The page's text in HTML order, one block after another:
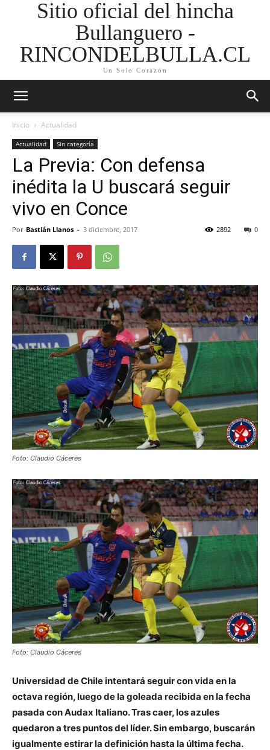
Sitio oficial del hincha
Bullanguero -
RINCONDELBULLA.CL
Un Solo Corazón
Inicio Actualidad
Actualidad Sin categoría
La Previa: Con defensa
inédita la U buscará seguir
vivo en Conce
Por Bastián Llanos - 3 diciembre, 2017 0
2892
Foto: Claudio Cáceres
Foto: Claudio Cáceres
Universidad de Chile intentará seguir con vida en la
octava región, luego de la goleada recibida en la fecha
pasada con Audax Italiano. Tras caer, los azules
quedaron a tres puntos del líder. Sin embargo, buscarán
igualmente estirar la definición hasta la última fecha.